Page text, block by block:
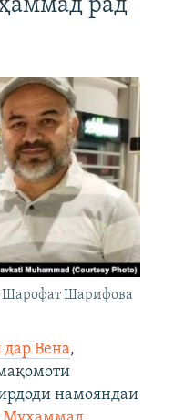
рад
Шарифова
Вена,
намояндаи